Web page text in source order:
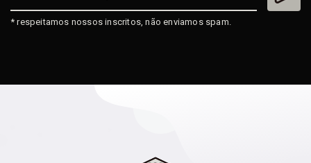
* respeitamos nossos inscritos, não enviamos spam.